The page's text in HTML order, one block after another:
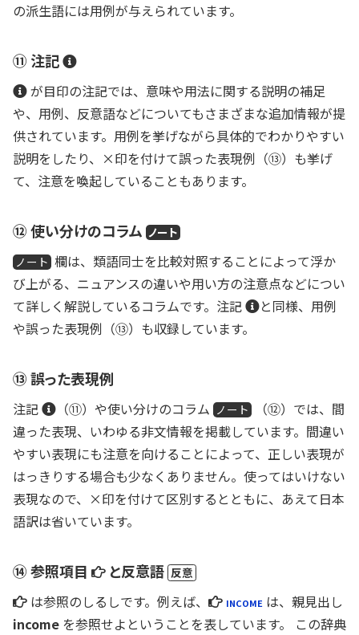
の派生語には用例が与えられています。
⑪ 注記
注
記
注
記
が目印の注記では、意味や用法に関する説明の補足
や、用例、反意語などについてもさまざまな追加情報が提
供されています。用例を挙げながら具体的でわかりやすい
説明をしたり、 ×印を付けて誤った表現例（⑬）も挙げ
て、注意を喚起していることもあります。
⑫ 使い分けのコラム ノート
ノート 欄は、類語同士を比較対照することによって浮か
び上がる、ニュアンスの違いや用い方の注意点などについ
て詳しく解説しているコラムです。注記
注
と同様、用例
や誤った表現例（⑬）も収録しています。
⑬ 誤った表現例
注記
注
記
（⑪）や使い分けのコラム ノート
（⑫）では、間
違った表現、いわゆる非文情報を掲載しています。間違い
やすい表現にも注意を向けることによって、正しい表現が
はっきりする場合も少なくありません。使ってはいけない
表現なので、 ×印を付けて区別するとともに、あえて日本
語訳は省いています。
⑭ 参照項目
参
照
項
と反意語 反意
参
照
は参照のしるしです。例えば、
参
照
INCOME は、親見出し
income を参照せよということを表しています。 この辞典